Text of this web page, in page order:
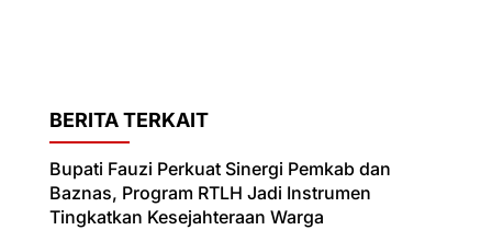
BERITA TERKAIT
Bupati Fauzi Perkuat Sinergi Pemkab dan
Baznas, Program RTLH Jadi Instrumen
Tingkatkan Kesejahteraan Warga